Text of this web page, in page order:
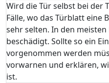
Wird die Tür selbst bei der
Fälle, wo das Türblatt eine
sehr selten. In den
beschädigt. Sollte so ein
vorgenommen werden
vorwarnen und erklären,
ist.